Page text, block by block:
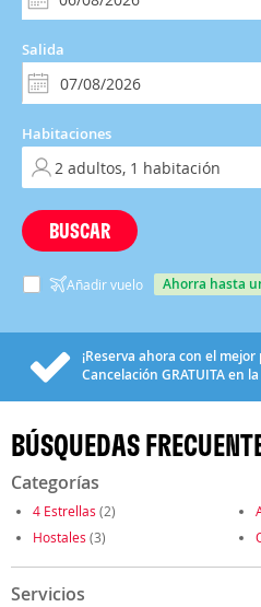
Salida
Habitaciones
BUSCAR
Añadir vuelo ahorra hasta
¡Reserva ahora con el
Cancelación GRATUITAen
BÚSQUEDAS
Categorías
4 Estrellas (2)
Hostales (3)
Servicios